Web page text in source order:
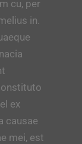
cu, per
in.
ex
causae
mei, est